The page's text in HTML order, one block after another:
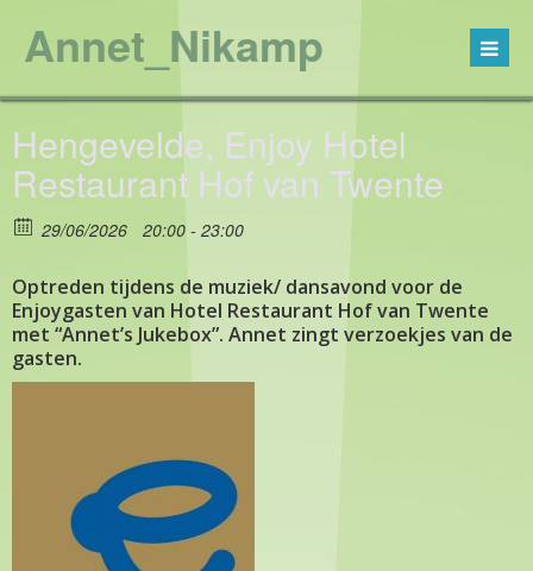
Annet_Nikamp
Hengevelde, Enjoy Hotel
Restaurant Hof van Twente
29/06/2026 20:00 - 23:00
Optreden tijdens de muziek/ dansavond voor de
Enjoygasten van Hotel Restaurant Hof van Twente
met “Annet’s Jukebox”. Annet zingt verzoekjes van de
gasten.